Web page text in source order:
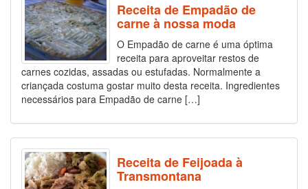
Receita de Empadão de
carne à nossa moda
O Empadão de carne é uma óptima
receita para aproveitar restos de
carnes cozidas, assadas ou estufadas. Normalmente a
criançada costuma gostar muito desta receita. Ingredientes
necessários para Empadão de carne […]
Receita de Feijoada à
Transmontana